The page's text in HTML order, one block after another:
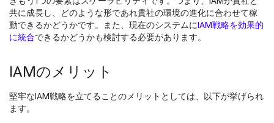
共に成長し、どのような形であれ貴社の環境の進化に合わせて稼
動できるかどうかです。また、現在のシステムにIAM戦略を効果的
に統合できるかどうかも検討する必要があります。
IAMのメリット
堅牢なIAM戦略を立てることのメリットとしては、以下が挙げられ
ます。